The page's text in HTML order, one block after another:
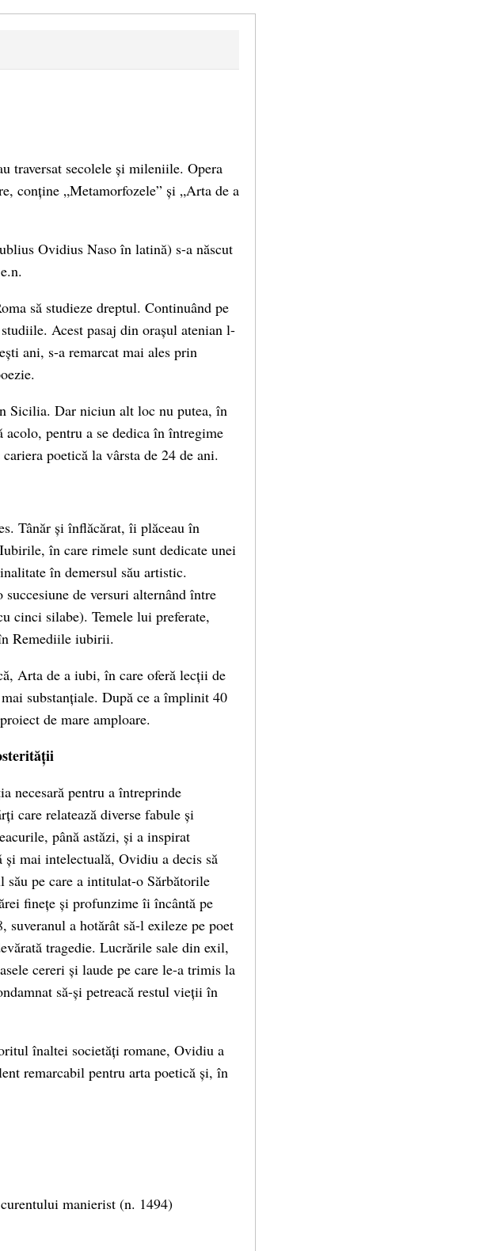
traversat secolele și mileniile. Opera
conține „Metamorfozele” și „Arta de a
Ovidius Naso în latină) s-a născut
să studieze dreptul. Continuând pe
Acest pasaj din orașul atenian l-
ani, s-a remarcat mai ales prin
Sicilia. Dar niciun alt loc nu putea, în
acolo, pentru a se dedica în întregime
poetică la vârsta de 24 de ani.
Tânăr și înflăcărat, îi plăceau în
în care rimele sunt dedicate unei
în demersul său artistic.
de versuri alternând între
cinci silabe). Temele lui preferate,
Remediile iubirii.
Arta de a iubi, în care oferă lecții de
substanțiale. După ce a împlinit 40
de mare amploare.
necesară pentru a întreprinde
care relatează diverse fabule și
până astăzi, și a inspirat
mai intelectuală, Ovidiu a decis să
pe care a intitulat-o Sărbătorile
finețe și profunzime îi încântă pe
a hotărât să-l exileze pe poet
tragedie. Lucrările sale din exil,
cereri și laude pe care le-a trimis la
să-și petreacă restul vieții în
înaltei societăți romane, Ovidiu a
remarcabil pentru arta poetică și, în
manierist (n. 1494)